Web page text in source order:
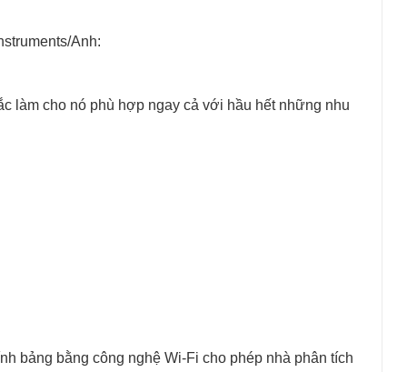
Anh:
làm cho nó phù hợp ngay cả với hầu hết những nhu
bảng bằng công nghệ Wi-Fi cho phép nhà phân tích